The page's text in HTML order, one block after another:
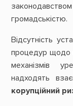
громадськістю.
Відсутність
процедур щодо
механізмів
надходять
корупційний